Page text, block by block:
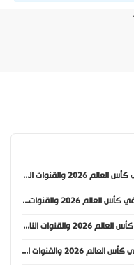
موعد مباراة إنجلترا وكرواتيا في كأس العالم 2026 والقنوات الناقلة
موعد مباراة البرتغال والكونغو في كأس العالم 2026 والقنوات الناقلة
موعد مباراة النمسا والأردن في كأس العالم 2026 والقنوات الناقلة
موعد مباراة الأرجنتين والجزائر في كأس العالم 2026 والقنوات الناقلة